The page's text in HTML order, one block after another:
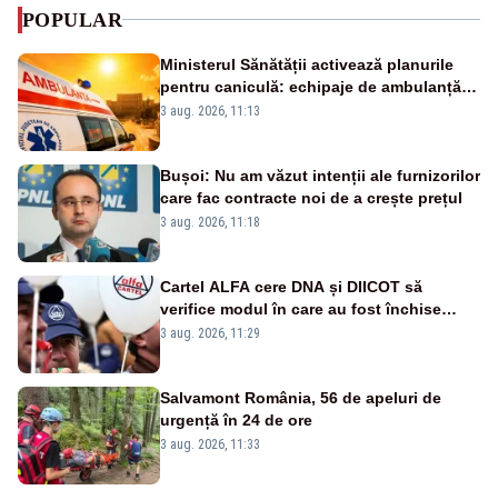
POPULAR
Ministerul Sănătății activează planurile
pentru caniculă: echipaje de ambulanță
suplimentate, stocuri de medicamente
3 aug. 2026, 11:13
Bușoi: Nu am văzut intenții ale furnizorilor
care fac contracte noi de a crește prețul
3 aug. 2026, 11:18
Cartel ALFA cere DNA și DIICOT să
verifice modul în care au fost închise
centralele pe cărbune
3 aug. 2026, 11:29
Salvamont România, 56 de apeluri de
urgență în 24 de ore
3 aug. 2026, 11:33